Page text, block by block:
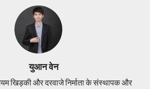
युआन वेन
खिड़की और दरवाजे निर्माता के संस्थापक और